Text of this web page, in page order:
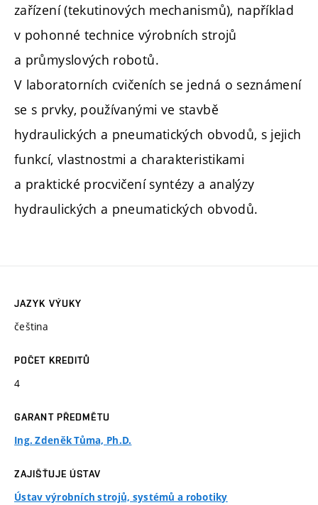
zařízení (tekutinových mechanismů), například
v pohonné technice výrobních strojů
a průmyslových robotů.
V laboratorních cvičeních se jedná o seznámení
se s prvky, používanými ve stavbě
hydraulických a pneumatických obvodů, s jejich
funkcí, vlastnostmi a charakteristikami
a praktické procvičení syntézy a analýzy
hydraulických a pneumatických obvodů.
JAZYK VÝUKY
čeština
POČET KREDITŮ
4
GARANT PŘEDMĚTU
Ing. Zdeněk Tůma, Ph.D.
ZAJIŠŤUJE ÚSTAV
Ústav výrobních strojů, systémů a robotiky